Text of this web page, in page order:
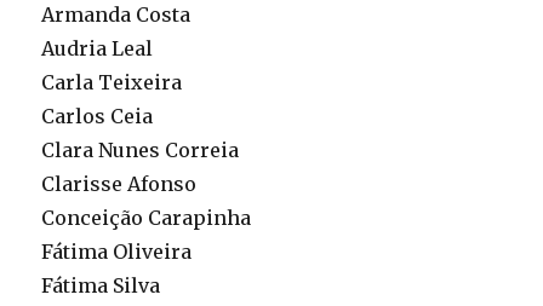
Armanda Costa
Audria Leal
Carla Teixeira
Carlos Ceia
Clara Nunes Correia
Clarisse Afonso
Conceição Carapinha
Fátima Oliveira
Fátima Silva